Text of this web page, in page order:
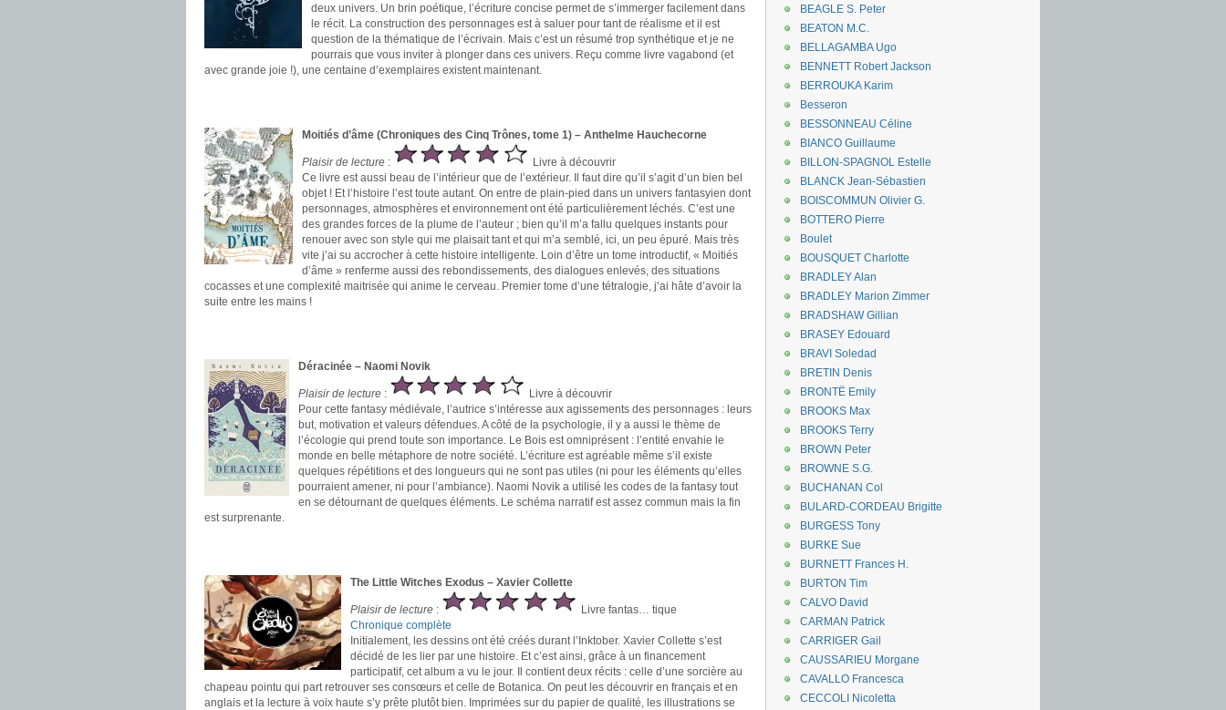
deux univers. Un brin poétique, l’écriture concise permet de s’immerger facilement dans
le récit. La construction des personnages est à saluer pour tant de réalisme et il est
question de la thématique de l’écrivain. Mais c’est un résumé trop synthétique et je ne
pourrais que vous inviter à plonger dans ces univers. Reçu comme livre vagabond (et
avec grande joie !), une centaine d’exemplaires existent maintenant.
Moitiés d’âme (Chroniques des Cinq Trônes, tome 1) – Anthelme Hauchecorne
Plaisir de lecture :
Livre à découvrir
Ce livre est aussi beau de l’intérieur que de l’extérieur. Il faut dire qu’il s’agit d’un bien bel
objet ! Et l’histoire l’est toute autant. On entre de plain-pied dans un univers fantasyien dont
personnages, atmosphères et environnement ont été particulièrement léchés. C’est une
des grandes forces de la plume de l’auteur ; bien qu’il m’a fallu quelques instants pour
renouer avec son style qui me plaisait tant et qui m’a semblé, ici, un peu épuré. Mais très
vite j’ai su accrocher à cette histoire intelligente. Loin d’être un tome introductif, « Moitiés
d’âme » renferme aussi des rebondissements, des dialogues enlevés, des situations
cocasses et une complexité maitrisée qui anime le cerveau. Premier tome d’une tétralogie, j’ai hâte d’avoir la
suite entre les mains !
Déracinée – Naomi Novik
Plaisir de lecture :
Livre à découvrir
Pour cette fantasy médiévale, l’autrice s’intéresse aux agissements des personnages : leurs
but, motivation et valeurs défendues. A côté de la psychologie, il y a aussi le thème de
l’écologie qui prend toute son importance. Le Bois est omniprésent : l’entité envahie le
monde en belle métaphore de notre société. L’écriture est agréable même s’il existe
quelques répétitions et des longueurs qui ne sont pas utiles (ni pour les éléments qu’elles
pourraient amener, ni pour l’ambiance). Naomi Novik a utilisé les codes de la fantasy tout
en se détournant de quelques éléments. Le schéma narratif est assez commun mais la fin
est surprenante.
The Little Witches Exodus – Xavier Collette
Plaisir de lecture :
Livre fantas… tique
Chronique complète
Initialement, les dessins ont été créés durant l’Inktober. Xavier Collette s’est
décidé de les lier par une histoire. Et c’est ainsi, grâce à un financement
participatif, cet album a vu le jour. Il contient deux récits : celle d’une sorcière au
chapeau pointu qui part retrouver ses consœurs et celle de Botanica. On peut les découvrir en français et en
anglais et la lecture à voix haute s’y prête plutôt bien. Imprimées sur du papier de qualité, les illustrations se
BEAGLE S. Peter
BEATON M.C.
BELLAGAMBA Ugo
BENNETT Robert Jackson
BERROUKA Karim
Besseron
BESSONNEAU Céline
BIANCO Guillaume
BILLON-SPAGNOL Estelle
BLANCK Jean-Sébastien
BOISCOMMUN Olivier G.
BOTTERO Pierre
Boulet
BOUSQUET Charlotte
BRADLEY Alan
BRADLEY Marion Zimmer
BRADSHAW Gillian
BRASEY Edouard
BRAVI Soledad
BRETIN Denis
BRONTË Emily
BROOKS Max
BROOKS Terry
BROWN Peter
BROWNE S.G.
BUCHANAN Col
BULARD-CORDEAU Brigitte
BURGESS Tony
BURKE Sue
BURNETT Frances H.
BURTON Tim
CALVO David
CARMAN Patrick
CARRIGER Gail
CAUSSARIEU Morgane
CAVALLO Francesca
CECCOLI Nicoletta